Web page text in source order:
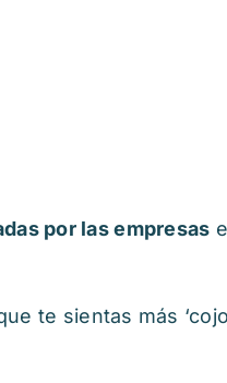
por las empresas
te sientas más